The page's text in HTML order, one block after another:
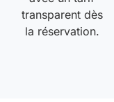
transparent dès
la réservation.